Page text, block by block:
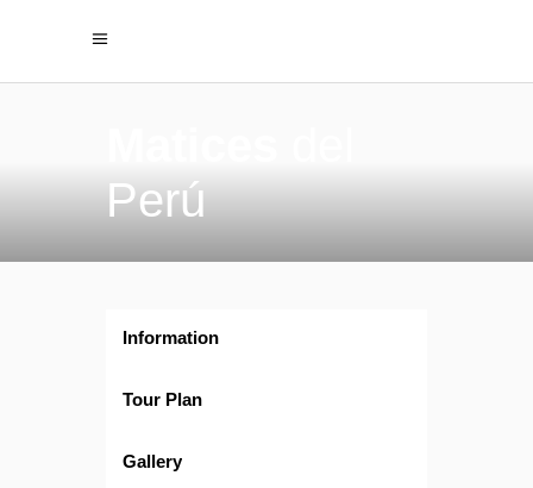
Perú
Information
Tour Plan
Gallery